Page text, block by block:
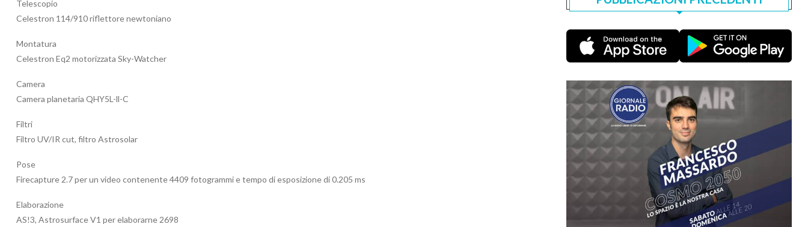
Telescopio
Celestron 114/910 riflettore newtoniano
Montatura
Celestron Eq2 motorizzata Sky-Watcher
Camera
Camera planetaria QHY5L-ll-C
Filtri
Filtro UV/IR cut, filtro Astrosolar
Pose
Firecapture 2.7 per un video contenente 4409 fotogrammi e tempo di esposizione di 0.205 ms
Elaborazione
AS!3, Astrosurface V1 per elaborarne 2698